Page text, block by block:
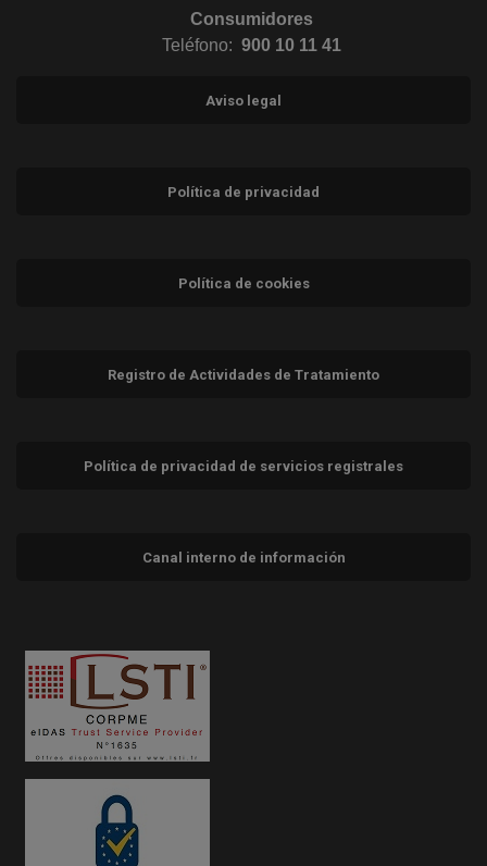
Consumidores
Teléfono: 900 10 11 41
Aviso legal
Política de privacidad
Política de cookies
Registro de Actividades de Tratamiento
Política de privacidad de servicios registrales
Canal interno de información